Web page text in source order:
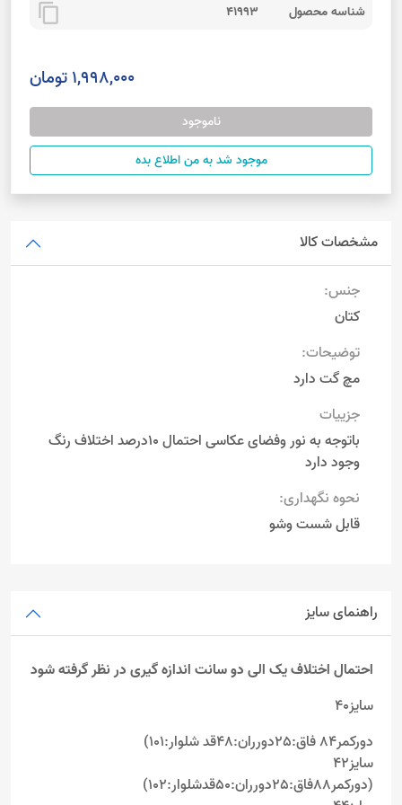
شناسه محصول 41993
content_copy
1,998,000 تومان
ناموجود
موجود شد به من اطلاع بده
مشخصات کالا
جنس:
کتان
توضیحات:
مچ گت دارد
جزییات
باتوجه به نور وفضای عکاسی احتمال 10درصد اختلاف رنگ
وجود دارد
نحوه نگهداری:
قابل شست وشو
راهنمای سایز
احتمال اختلاف یک الی دو سانت اندازه گیری در نظر گرفته شود
سایز40
دورکمر84 فاق:25دورران:48قد شلوار:101)
سایز42
(دورکمر88فاق:25دورران:50قدشلوار:102)